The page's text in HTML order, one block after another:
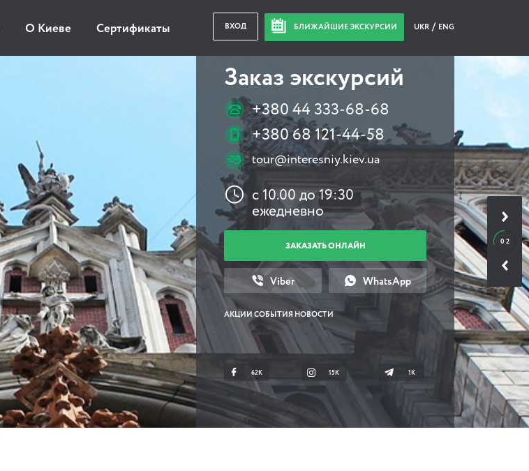
О Киеве Сертификаты ВХОД БЛИЖАЙШИЕ ЭКСКУРСИИ UKR ENG
0 2
Заказ экскурсий
+380 44 333-68-68
+380 68 121-44-58
tour@interesniy.kiev.ua
с 10.00 до 19:30
ежедневно
ЗАКАЗАТЬ ОНЛАЙН
Viber WhatsApp
АКЦИИ СОБЫТИЯ НОВОСТИ
62K 15K 1К